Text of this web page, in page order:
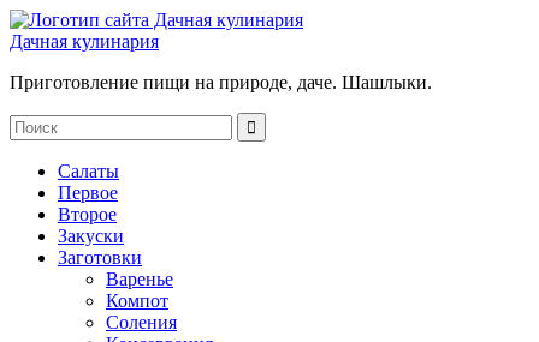
Дачная кулинария
Приготовление пищи на природе, даче. Шашлыки.
Салаты
Первое
Второе
Закуски
Заготовки
Варенье
Компот
Соления